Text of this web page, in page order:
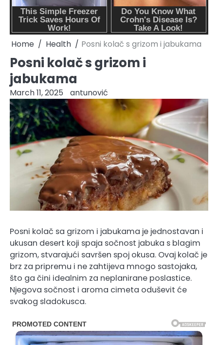
Home Health Posni kolač s grizom i jabukama
Posni kolač s grizom i
jabukama
March 11, 2025 antunović
Posni kolač sa grizom i jabukama je jednostavan i
ukusan desert koji spaja sočnost jabuka s blagim
grizom, stvarajući savršen spoj okusa. Ovaj kolač je
brz za pripremu i ne zahtijeva mnogo sastojaka,
što ga čini idealnim za neplanirane poslastice.
Njegova sočnost i aroma cimeta oduševit će
svakog sladokusca.